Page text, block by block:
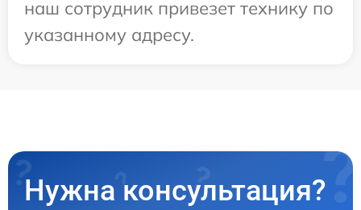
наш сотрудник привезет технику по
указанному адресу.
Нужна консультация?